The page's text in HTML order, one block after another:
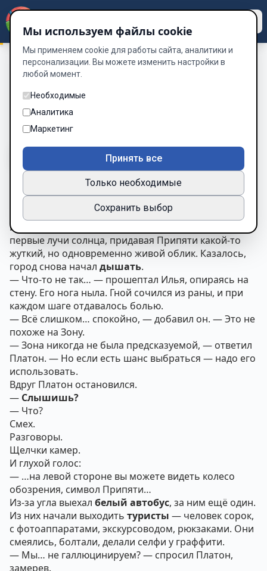
Поход в Припять /
Глава 14. Один шанс.
Глава 14 из 17
Шрифт
Глава 14 — Один шанс
Свет пробивался сквозь щели мёртвого города.
На улицах — тишина. Разбитые окна отражали
первые лучи солнца, придавая Припяти какой-то
жуткий, но одновременно живой облик. Казалось,
город снова начал дышать.
— Что-то не так… — прошептал Илья, опираясь на
стену. Его нога ныла. Гной сочился из раны, и при
каждом шаге отдавалось болью.
— Всё слишком… спокойно, — добавил он. — Это не
похоже на Зону.
— Зона никогда не была предсказуемой, — ответил
Платон. — Но если есть шанс выбраться — надо его
использовать.
Вдруг Платон остановился.
— Слышишь?
— Что?
Смех.
Разговоры.
Щелчки камер.
И глухой голос:
— …на левой стороне вы можете видеть колесо
обозрения, символ Припяти…
Из-за угла выехал белый автобус, за ним ещё один.
Из них начали выходить туристы — человек сорок,
с фотоаппаратами, экскурсоводом, рюкзаками. Они
смеялись, болтали, делали селфи у граффити.
— Мы… не галлюцинируем? — спросил Платон,
замерев.
Мы используем файлы cookie
Мы применяем cookie для работы сайта, аналитики и
персонализации. Вы можете изменить настройки в
любой момент.
Необходимые
Аналитика
Маркетинг
Принять все
Только необходимые
Сохранить выбор